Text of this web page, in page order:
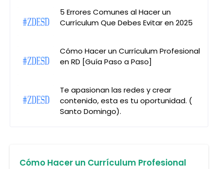
5 Errores Comunes al Hacer un
Currículum Que Debes Evitar en 2025
Cómo Hacer un Currículum Profesional
en RD [Guía Paso a Paso]
Te apasionan las redes y crear
contenido, esta es tu oportunidad. (
Santo Domingo).
Cómo Hacer un Currículum Profesional